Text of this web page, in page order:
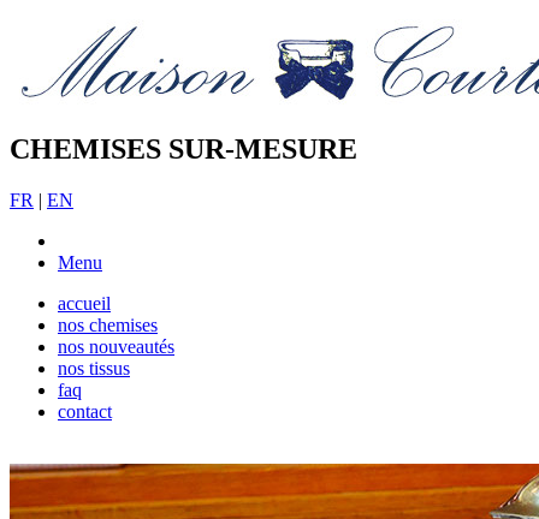
CHEMISES SUR-MESURE
FR | EN
Menu
accueil
nos chemises
nos nouveautés
nos tissus
faq
contact